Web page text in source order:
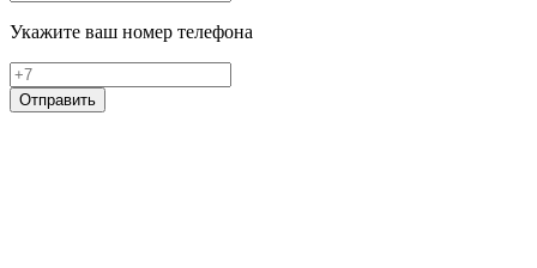
Укажите ваш номер телефона
Отправить